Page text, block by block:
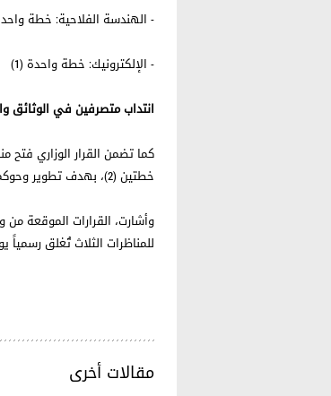
- الهندسة الفلاحية: خطة
- الإلكترونيك: خطة واحدة (1)
انتداب متصرفين في الوثائق
كما تضمن القرار الوزاري فتح
خطتين (2)، بهدف تطوير وحوكمة التصرف في الرصيد الوثائقي وحفظ الذاكرة العقارية والإدارية للبلاد.
وأشارت، القرارات الموقعة
للمناظرات الثلاث تُغلق رسمياً يوم 30 جوان
مقالات أخرى